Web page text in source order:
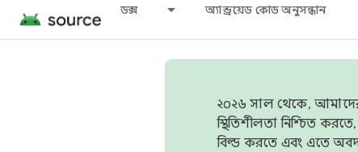
ডক্স অ্যান্ড্রয়েড কোড অনুসন্ধান
২০২৬ সাল থেকে, আমাদের
স্থিতিশীলতা নিশ্চিত
বিল্ড করতে এবং এতে